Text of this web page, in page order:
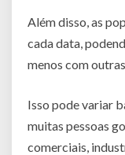
Além disso, as
cada data,
menos com outras.
Isso pode variar
muitas pessoas
comerciais,